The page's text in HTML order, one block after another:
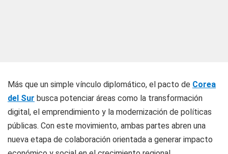
Más que un simple vínculo diplomático, el pacto de Corea
del Sur busca potenciar áreas como la transformación
digital, el emprendimiento y la modernización de políticas
públicas. Con este movimiento, ambas partes abren una
nueva etapa de colaboración orientada a generar impacto